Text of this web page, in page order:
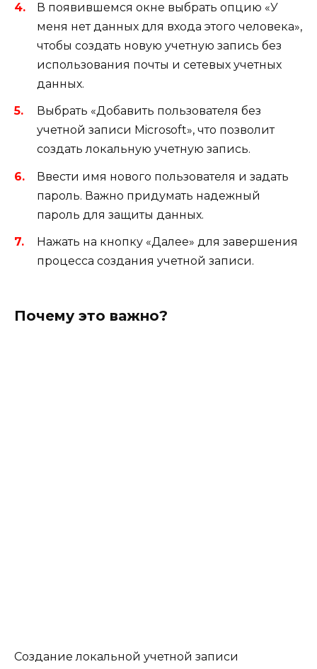
В появившемся окне выбрать опцию «У
меня нет данных для входа этого человека»,
чтобы создать новую учетную запись без
использования почты и сетевых учетных
данных.
Выбрать «Добавить пользователя без
учетной записи Microsoft», что позволит
создать локальную учетную запись.
Ввести имя нового пользователя и задать
пароль. Важно придумать надежный
пароль для защиты данных.
Нажать на кнопку «Далее» для завершения
процесса создания учетной записи.
Почему это важно?
Создание локальной учетной записи